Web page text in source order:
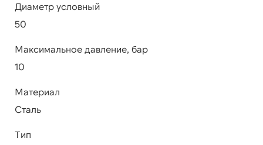
Диаметр условный
50
Максимальное давление, бар
10
Материал
Сталь
Тип